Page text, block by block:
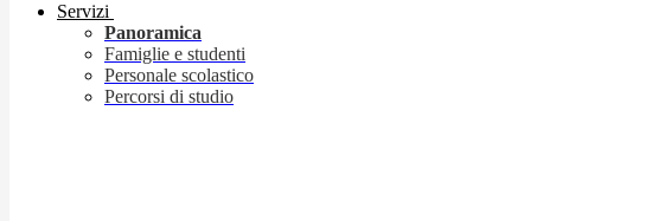
Servizi
Panoramica
Famiglie e studenti
Personale scolastico
Percorsi di studio